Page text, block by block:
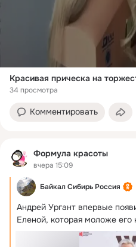
Красивая прическа на
34 просмотра
Комментировать
Формула красоты
вчера 15:09
Байкал Сибирь Россия
Андрей Ургант впервые
Еленой, которая моложе его